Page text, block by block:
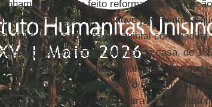
tínhamos inclusive feito reformas de
para a construção de um novo pavimento, a
ao fundo, onde hoje há um quintal com
diferença da metragem original da casa, de
sentido construir um memorial num lugar que
segundo filho do engenheiro, o economista
fazer, pendurar um pau de arara na sala para